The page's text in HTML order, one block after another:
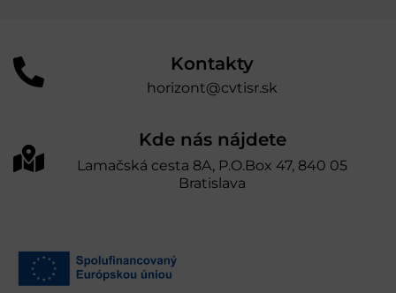
Kontakty
horizont@cvtisr.sk
Kde nás nájdete
Lamačská cesta 8A, P.O.Box 47, 840 05
Bratislava